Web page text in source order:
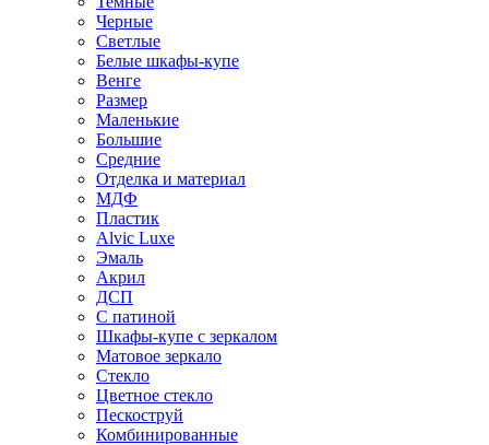
Черные
Светлые
Белые шкафы-купе
Венге
Размер
Маленькие
Большие
Средние
Отделка и материал
МДФ
Пластик
Alvic Luxe
Эмаль
Акрил
ДСП
С патиной
Шкафы-купе с зеркалом
Матовое зеркало
Стекло
Цветное стекло
Пескоструй
Комбинированные